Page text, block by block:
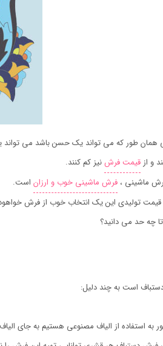
همان طور که می تواند یک حسن باشد می تواند
و ازقیمت فرشنیز کم کنند.
ماشینی ،فرش ماشینی خوب و ارزان است.
تولیدی این یک انتخاب خوب از فرش
چه حد می دانید؟
است به چند دلیل:
به استفاده از الیاف مصنوعی هستیم به جای